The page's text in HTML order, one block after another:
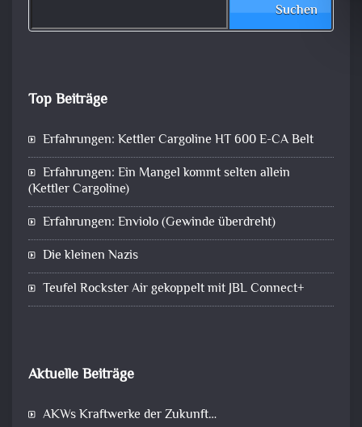
Suchen
Top Beiträge
Erfahrungen: Kettler Cargoline HT 600 E-CA Belt
Erfahrungen: Ein Mangel kommt selten allein
(Kettler Cargoline)
Erfahrungen: Enviolo (Gewinde überdreht)
Die kleinen Nazis
Teufel Rockster Air gekoppelt mit JBL Connect+
Aktuelle Beiträge
AKWs Kraftwerke der Zukunft…